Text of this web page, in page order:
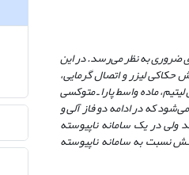
ضروری به نظر می‌رسد.در این
لیزر و اتصال گرمایی،
لیتیم، ماده واسط پارا ـ متوکسی
که در ادامه دو فاز آلی و
در سامانه میکرو منجر به تبدیل بیش از 90% و بازده 73% شد ولی در یک سامانه ناپیوسته
واکنش نسبت به سامانه ناپیوسته